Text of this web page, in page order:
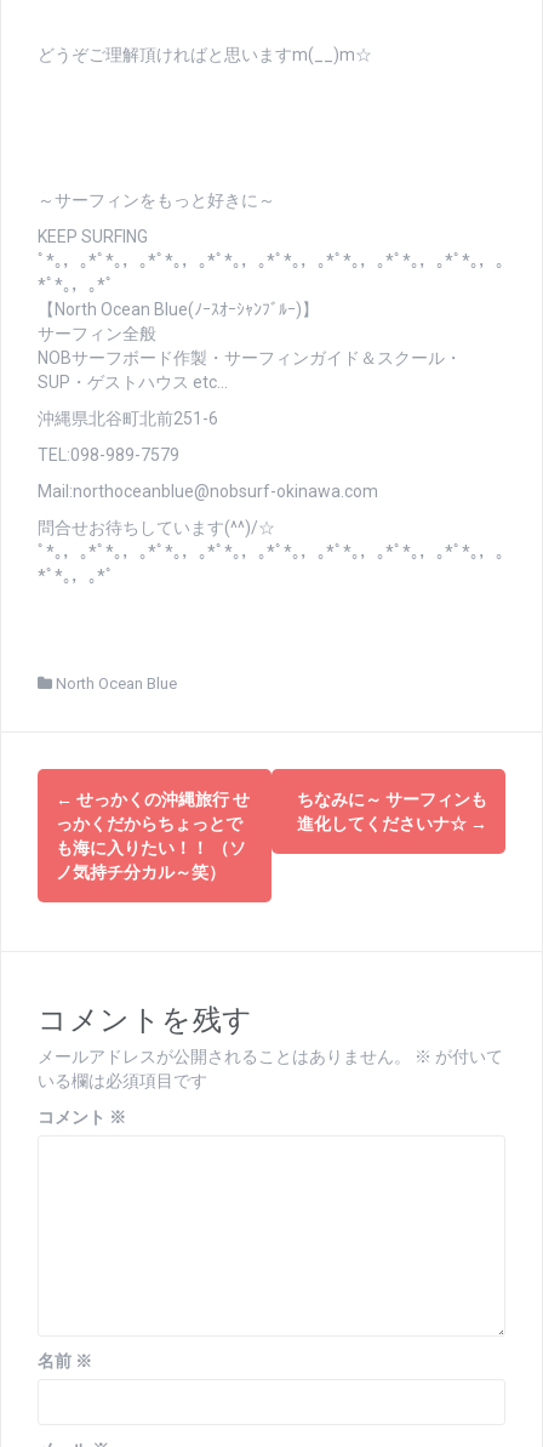
どうぞご理解頂ければと思いますm(__)m☆
～サーフィンをもっと好きに～
KEEP SURFING
ﾟ*｡，｡*ﾟ*｡，｡*ﾟ*｡，｡*ﾟ*｡，｡*ﾟ*｡，｡*ﾟ*｡，｡*ﾟ*｡，｡*ﾟ*｡，｡
*ﾟ*｡，｡*ﾟ
【North Ocean Blue(ﾉｰｽｵｰｼｬﾝﾌﾞﾙｰ)】
サーフィン全般
NOBサーフボード作製・サーフィンガイド＆スクール・
SUP・ゲストハウス etc…
沖縄県北谷町北前251-6
TEL:098-989-7579
Mail:northoceanblue@nobsurf-okinawa.com
問合せお待ちしています(^^)/☆
ﾟ*｡，｡*ﾟ*｡，｡*ﾟ*｡，｡*ﾟ*｡，｡*ﾟ*｡，｡*ﾟ*｡，｡*ﾟ*｡，｡*ﾟ*｡，｡
*ﾟ*｡，｡*ﾟ
North Ocean Blue
投
稿
ナ
ビ
ー
シ
ョ
ン
← せっかくの沖縄旅行 せ
っかくだからちょっとで
も海に入りたい！！ （ソ
ノ気持チ分カル～笑）
ちなみに～ サーフィンも
進化してくださいナ☆ →
コメントを残す
メールアドレスが公開されることはありません。 ※ が付いて
いる欄は必須項目です
コメント ※
名前 ※